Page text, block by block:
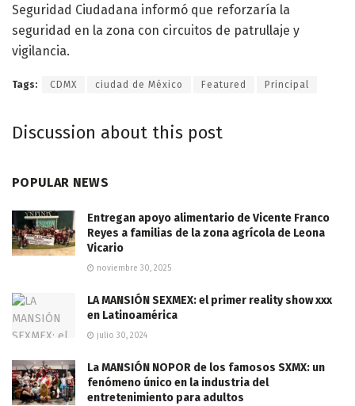
Seguridad Ciudadana informó que reforzaría la
seguridad en la zona con circuitos de patrullaje y
vigilancia.
Tags: CDMX ciudad de México Featured Principal
Discussion about this post
POPULAR NEWS
Entregan apoyo alimentario de Vicente Franco
Reyes a familias de la zona agrícola de Leona
Vicario
noviembre 30, 2025
LA MANSIÓN SEXMEX: el primer reality show xxx
en Latinoamérica
julio 30, 2024
La MANSIÓN NOPOR de los famosos SXMX: un
fenómeno único en la industria del
entretenimiento para adultos